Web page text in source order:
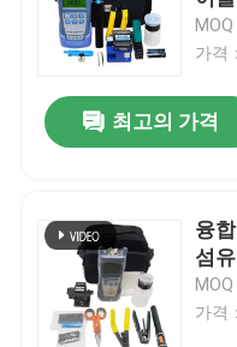
가격
최고의 가격
융
섬
가격